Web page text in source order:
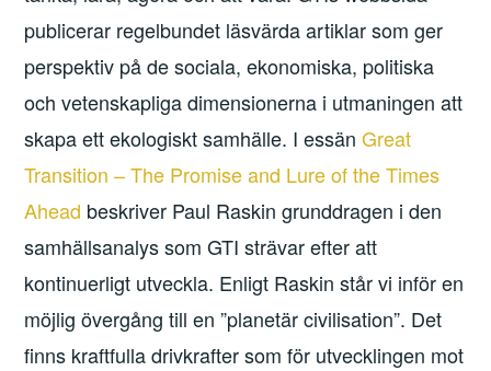
publicerar regelbundet läsvärda artiklar som ger
perspektiv på de sociala, ekonomiska, politiska
och vetenskapliga dimensionerna i utmaningen att
skapa ett ekologiskt samhälle. I essänGreat
Transition – The Promise and Lure of the Times
Ahead beskriver Paul Raskin grunddragen i den
samhällsanalys som GTI strävar efter att
kontinuerligt utveckla. Enligt Raskin står vi inför en
möjlig övergång till en ”planetär civilisation”. Det
finns kraftfulla drivkrafter som för utvecklingen mot